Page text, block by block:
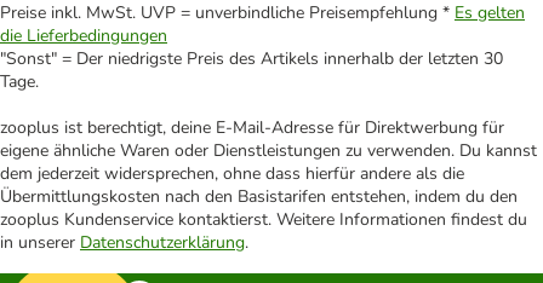
Preise inkl. MwSt. UVP = unverbindliche Preisempfehlung * Es gelten
die Lieferbedingungen
"Sonst" = Der niedrigste Preis des Artikels innerhalb der letzten 30
Tage.
zooplus ist berechtigt, deine E-Mail-Adresse für Direktwerbung für
eigene ähnliche Waren oder Dienstleistungen zu verwenden. Du kannst
dem jederzeit widersprechen, ohne dass hierfür andere als die
Übermittlungskosten nach den Basistarifen entstehen, indem du den
zooplus Kundenservice kontaktierst. Weitere Informationen findest du
in unserer Datenschutzerklärung.